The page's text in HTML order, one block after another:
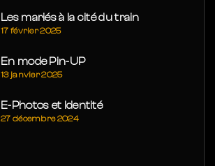
Les mariés à la cité du train
17 février 2025
En mode Pin-UP
13 janvier 2025
E-Photos et Identité
27 décembre 2024